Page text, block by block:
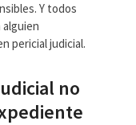
Y todos
pericial judicial.
no